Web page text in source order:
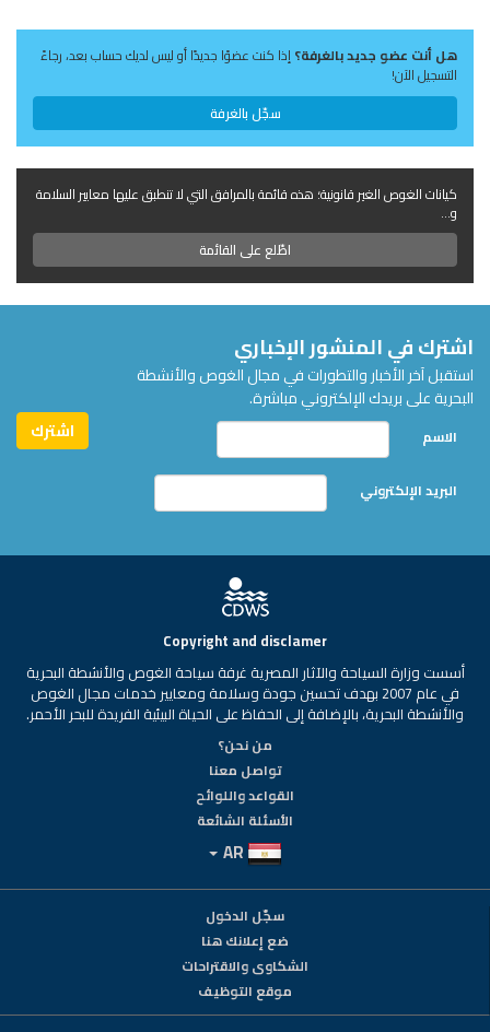
هل أنت عضو جديد بالغرفة؟إذا كنت عضوًا جديدًا أو ليس لديك حساب بعد، رجاءً
التسجيل الآن!
سجّل بالغرفة
كيانات الغوص الغير قانونية؛ هذه قائمة بالمرافق التي لا تنطبق عليها معايير السلامة
و...
اطّلع على القائمة
اشترك في المنشور الإخباري
استقبل آخر الأخبار والتطورات في مجال الغوص والأنشطة
البحرية على بريدك الإلكتروني مباشرة.
الاسم
البريد الإلكتروني
Copyright and disclamer
أسست وزارة السياحة والآثار المصرية غرفة سياحة الغوص والأنشطة البحرية
في عام 2007 بهدف تحسين جودة وسلامة ومعايير خدمات مجال الغوص
والأنشطة البحرية، بالإضافة إلى الحفاظ على الحياة البيئية الفريدة للبحر الأحمر.
من نحن؟
تواصل معنا
القواعد واللوائح
الأسئلة الشائعة
سجّل الدخول
ضع إعلانك هنا
الشكاوى والاقتراحات
موقع التوظيف